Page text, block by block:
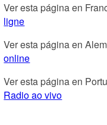
Ver esta página en
ligne
Ver esta página en
online
Ver esta página en
Radio ao vivo